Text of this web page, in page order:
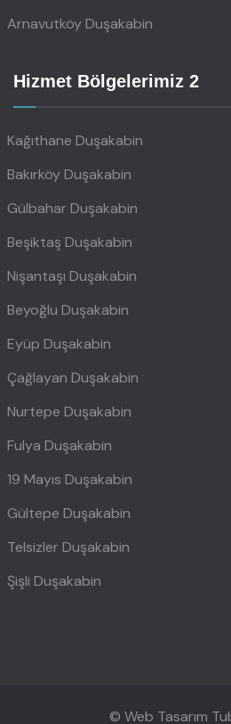
Arnavutköy Duşakabin
Hizmet Bölgelerimiz 2
Kağıthane Duşakabin
Bakırköy Duşakabin
Gülbahar Duşakabin
Beşiktaş Duşakabin
Nişantaşı Duşakabin
Beyoğlu Duşakabin
Eyüp Duşakabin
Çağlayan Duşakabin
Nurtepe Duşakabin
Fulya Duşakabin
19 Mayıs Duşakabin
Gültepe Duşakabin
Telsizler Duşakabin
Şişli Duşakabin
© Web Tasarım